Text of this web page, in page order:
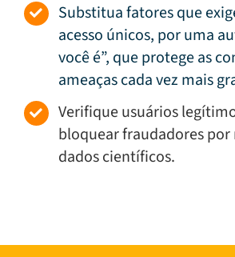
Substitua fatores que
acesso únicos, por uma
você é”, que protege as
ameaças cada vez mais
Verifique usuários
bloquear fraudadores
dados científicos.